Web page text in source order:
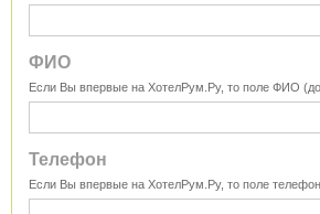
ФИО
Если Вы впервые на ХотелРум.Ру, то поле ФИО
Телефон
Если Вы впервые на ХотелРум.Ру, то поле